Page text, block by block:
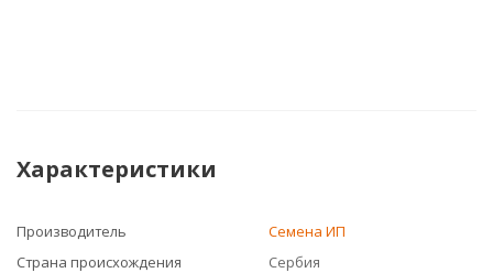
Характеристики
Производитель
Семена ИП
Страна происхождения
Сербия